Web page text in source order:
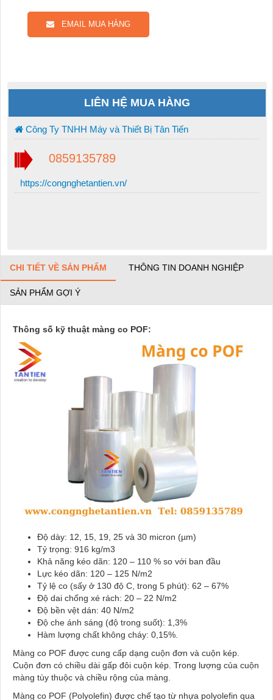
EMAIL MUA HÀNG
LIÊN HỆ MUA HÀNG
Công Ty TNHH Máy và Thiết Bị Tân Tiến
0859135789
https://congnghetantien.vn/
CHI TIẾT VỀ SẢN PHẨM THÔNG TIN DOANH NGHIỆP
SẢN PHẨM GỢI Ý
Thông số kỹ thuật màng co POF:
Độ dày: 12, 15, 19, 25 và 30 micron (µm)
Tỷ trọng: 916 kg/m3
Khả năng kéo dãn: 120 – 110 % so với ban đầu
Lực kéo dãn: 120 – 125 N/m2
Tỷ lệ co (sấy ở 130 độ C, trong 5 phút): 62 – 67%
Độ dai chống xé rách: 20 – 22 N/m2
Độ bền vệt dán: 40 N/m2
Độ che ánh sáng (độ trong suốt): 1,3%
Hàm lượng chất không cháy: 0,15%.
Màng co POF được cung cấp dạng cuộn đơn và cuộn kép.
Cuộn đơn có chiều dài gấp đôi cuộn kép. Trong lượng của cuộn
màng tùy thuộc và chiều rộng của màng.
Màng co POF (Polyolefin) được chế tạo từ nhựa polyolefin qua